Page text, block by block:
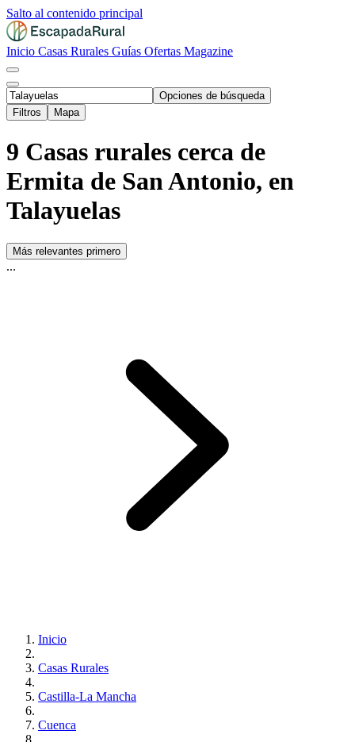
Salto al contenido principal
Inicio Casas Rurales Guías Ofertas Magazine
Opciones de búsqueda
Filtros
Mapa
9 Casas rurales cerca de
Ermita de San Antonio, en
Talayuelas
Más relevantes primero
...
Inicio
Casas Rurales
Castilla-La Mancha
Cuenca